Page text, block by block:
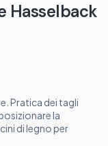
Hasselback
Pratica dei tagli
la
di legno per